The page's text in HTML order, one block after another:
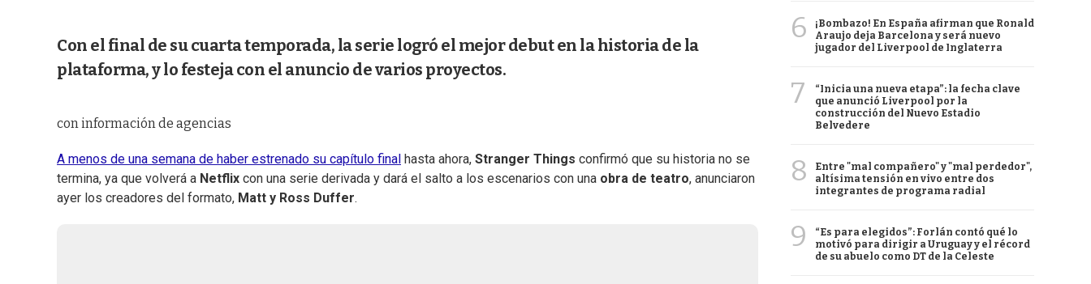
Con el final de su cuarta temporada, la serie logró el mejor debut en la historia de la
plataforma, y lo festeja con el anuncio de varios proyectos.
con información de agencias
A menos de una semana de haber estrenado su capítulo final hasta ahora, Stranger Things confirmó que su historia no se
termina, ya que volverá a Netflix con una serie derivada y dará el salto a los escenarios con una obra de teatro, anunciaron
ayer los creadores del formato, Matt y Ross Duffer.
6
¡Bombazo! En España afirman que Ronald
Araujo deja Barcelona y será nuevo
jugador del Liverpool de Inglaterra
7
“Inicia una nueva etapa”: la fecha clave
que anunció Liverpool por la
construcción del Nuevo Estadio
Belvedere
8
Entre "mal compañero" y "mal perdedor",
altísima tensión en vivo entre dos
integrantes de programa radial
9
“Es para elegidos”: Forlán contó qué lo
motivó para dirigir a Uruguay y el récord
de su abuelo como DT de la Celeste